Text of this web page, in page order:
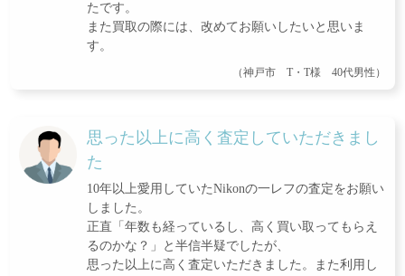
たです。
また買取の際には、改めてお願いしたいと思いま
す。
（神戸市 T・T様 40代男性）
思った以上に高く査定していただきまし
た
10年以上愛用していたNikonの一レフの査定をお願い
しました。
正直「年数も経っているし、高く買い取ってもらえ
るのかな？」と半信半疑でしたが、
思った以上に高く査定いただきました。また利用し